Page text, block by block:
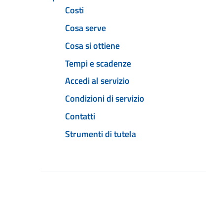
Costi
Cosa serve
Cosa si ottiene
Tempi e scadenze
Accedi al servizio
Condizioni di servizio
Contatti
Strumenti di tutela